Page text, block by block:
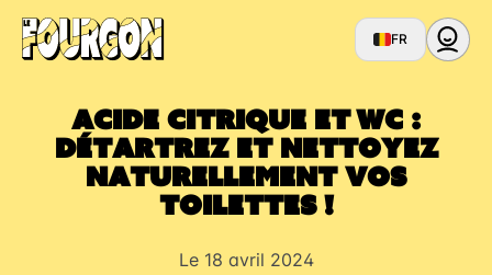
FR
Acide citrique et WC :
détartrez et nettoyez
naturellement vos
toilettes !
Le 18 avril 2024